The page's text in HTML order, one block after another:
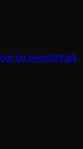
og eventyrtræk